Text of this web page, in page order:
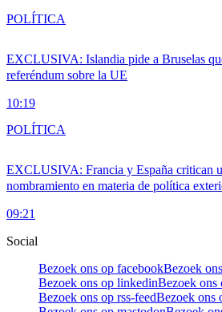
EXCLUSIVA: Islandia pide a Bruselas
referéndum sobre la UE
10:19
POLÍTICA
EXCLUSIVA: Francia y España critican
nombramiento en materia de política
09:21
POLÍTICA
Social
Bezoek ons op facebookBezoek
Bezoek ons op linkedinBezoek ons
Bezoek ons op rss-feedBezoek ons